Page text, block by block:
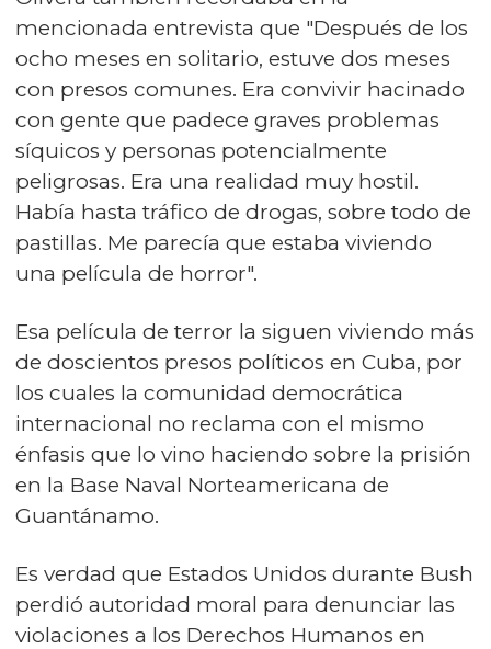
mencionada entrevista que "Después de los
ocho meses en solitario, estuve dos meses
con presos comunes. Era convivir hacinado
con gente que padece graves problemas
síquicos y personas potencialmente
peligrosas. Era una realidad muy hostil.
Había hasta tráfico de drogas, sobre todo de
pastillas. Me parecía que estaba viviendo
una película de horror".
Esa película de terror la siguen viviendo más
de doscientos presos políticos en Cuba, por
los cuales la comunidad democrática
internacional no reclama con el mismo
énfasis que lo vino haciendo sobre la prisión
en la Base Naval Norteamericana de
Guantánamo.
Es verdad que Estados Unidos durante Bush
perdió autoridad moral para denunciar las
violaciones a los Derechos Humanos en